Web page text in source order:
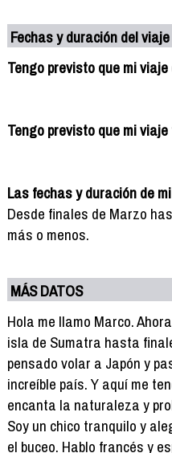
Fechas y duración del viaje
Tengo previsto que mi viaje
Tengo previsto que mi
Las fechas y duración de
Desde finales de Marzo
más o menos.
MÁS DATOS
Hola me llamo Marco.
isla de Sumatra hasta
pensado volar a Japón y
increíble país. Y aquí me
encanta la naturaleza y
Soy un chico tranquilo y
el buceo. Hablo francés y